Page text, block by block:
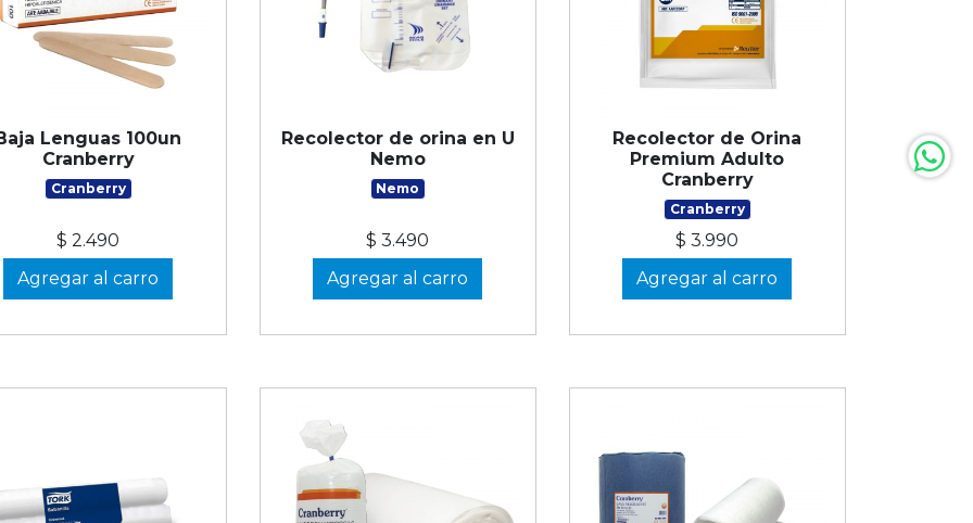
Lenguas 100un
Cranberry
Cranberry
$ 2.490
Agregar al carro
Recolector de orina en U
Nemo
Nemo
$ 3.490
Agregar al carro
Recolector de Orina
Premium Adulto
Cranberry
Cranberry
$ 3.990
Agregar al carro